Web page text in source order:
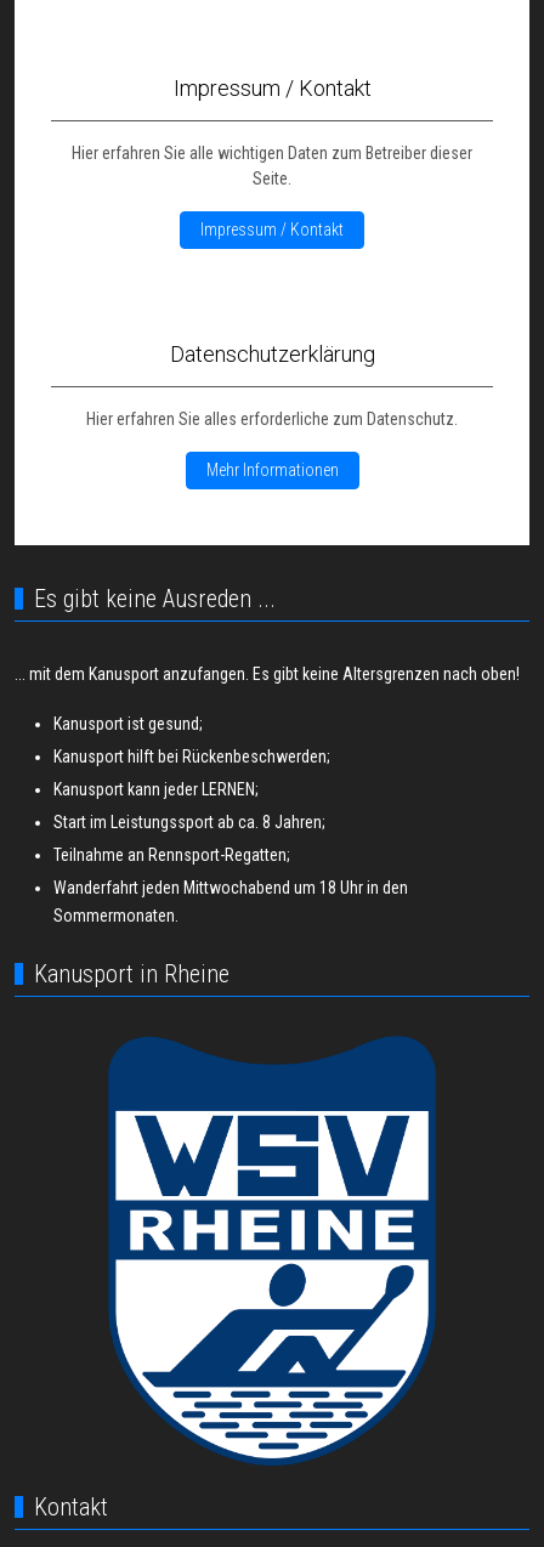
Impressum / Kontakt
Hier erfahren Sie alle wichtigen Daten zum Betreiber dieser
Seite.
Impressum / Kontakt
Datenschutzerklärung
Hier erfahren Sie alles erforderliche zum Datenschutz.
Mehr Informationen
Es gibt keine Ausreden ...
... mit dem Kanusport anzufangen. Es gibt keine Altersgrenzen nach oben!
Kanusport ist gesund;
Kanusport hilft bei Rückenbeschwerden;
Kanusport kann jeder LERNEN;
Start im Leistungssport ab ca. 8 Jahren;
Teilnahme an Rennsport-Regatten;
Wanderfahrt jeden Mittwochabend um 18 Uhr in den
Sommermonaten.
Kanusport in Rheine
Kontakt